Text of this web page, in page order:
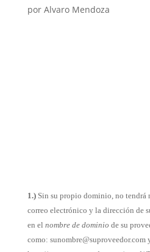
por Alvaro Mendoza
1.)Sin su propio dominio, no tendrá
correo electrónico y la dirección de
en el nombre de dominio de su
como: sunombre@suproveedor.com